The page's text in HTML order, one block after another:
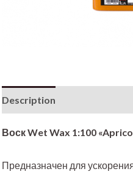
Description
Воск Wet Wax 1:100
Предназначен для